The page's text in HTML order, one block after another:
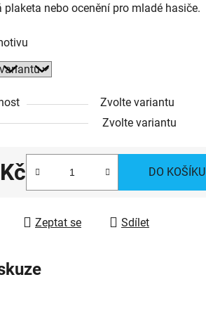
plaketa nebo ocenění pro mladé hasiče.
Zvolte variantu
Zvolte variantu
cena:
DO KOŠÍKU
Zeptat se Sdílet